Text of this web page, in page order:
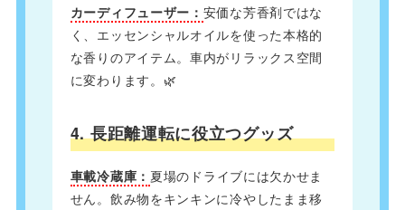
カーディフューザー： 安価な芳香剤ではな
く、エッセンシャルオイルを使った本格的
な香りのアイテム。車内がリラックス空間
に変わります。🌿
4. 長距離運転に役立つグッズ
車載冷蔵庫： 夏場のドライブには欠かせま
せん。飲み物をキンキンに冷やしたまま移